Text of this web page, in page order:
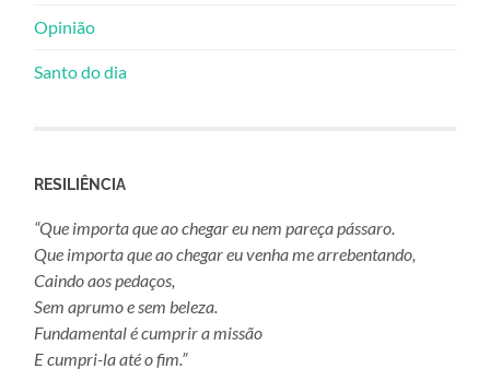
Opinião
Santo do dia
RESILIÊNCIA
“Que importa que ao chegar eu nem pareça pássaro.
Que importa que ao chegar eu venha me arrebentando,
Caindo aos pedaços,
Sem aprumo e sem beleza.
Fundamental é cumprir a missão
E cumpri-la até o fim.”